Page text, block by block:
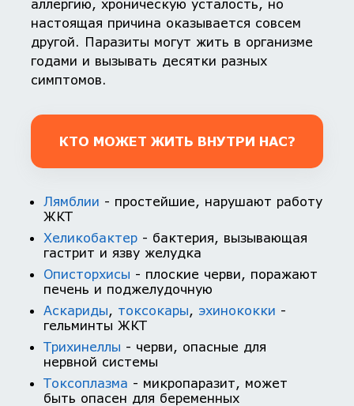
аллергию, хроническую усталость, но
настоящая причина оказывается совсем
другой. Паразиты могут жить в организме
годами и вызывать десятки разных
симптомов.
КТО МОЖЕТ ЖИТЬ ВНУТРИ НАС?
Лямблии - простейшие, нарушают работу
ЖКТ
Хеликобактер - бактерия, вызывающая
гастрит и язву желудка
Описторхисы - плоские черви, поражают
печень и поджелудочную
Аскариды, токсокары, эхинококки -
гельминты ЖКТ
Трихинеллы - черви, опасные для
нервной системы
Токсоплазма - микропаразит, может
быть опасен для беременных